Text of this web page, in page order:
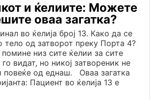
и ќелиите: Можете
оваа загатка?
во ќелија број 13. Како да се
тело од затворот преку Порта 4?
низ сите ќелии за сите
видат, но никој затвореник не
повеќе од еднаш. Оваа загатка
Пациент во ќелија 13 е